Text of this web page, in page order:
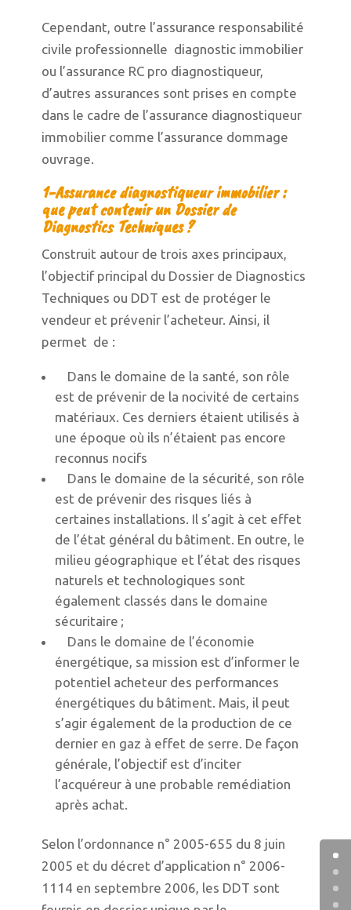
Cependant, outre l’assurance responsabilité
civile professionnelle diagnostic immobilier
ou l’assurance RC pro diagnostiqueur,
d’autres assurances sont prises en compte
dans le cadre de l’assurance diagnostiqueur
immobilier comme l’assurance dommage
ouvrage.
1-Assurance diagnostiqueur immobilier :
que peut contenir un Dossier de
Diagnostics Techniques ?
Construit autour de trois axes principaux,
l’objectif principal du Dossier de Diagnostics
Techniques ou DDT est de protéger le
vendeur et prévenir l’acheteur. Ainsi, il
permet de :
Dans le domaine de la santé, son rôle
est de prévenir de la nocivité de certains
matériaux. Ces derniers étaient utilisés à
une époque où ils n’étaient pas encore
reconnus nocifs
Dans le domaine de la sécurité, son rôle
est de prévenir des risques liés à
certaines installations. Il s’agit à cet effet
de l’état général du bâtiment. En outre, le
milieu géographique et l’état des risques
naturels et technologiques sont
également classés dans le domaine
sécuritaire ;
Dans le domaine de l’économie
énergétique, sa mission est d’informer le
potentiel acheteur des performances
énergétiques du bâtiment. Mais, il peut
s’agir également de la production de ce
dernier en gaz à effet de serre. De façon
générale, l’objectif est d’inciter
l’acquéreur à une probable remédiation
après achat.
Selon l’ordonnance n° 2005-655 du 8 juin
2005 et du décret d’application n° 2006-
1114 en septembre 2006, les DDT sont